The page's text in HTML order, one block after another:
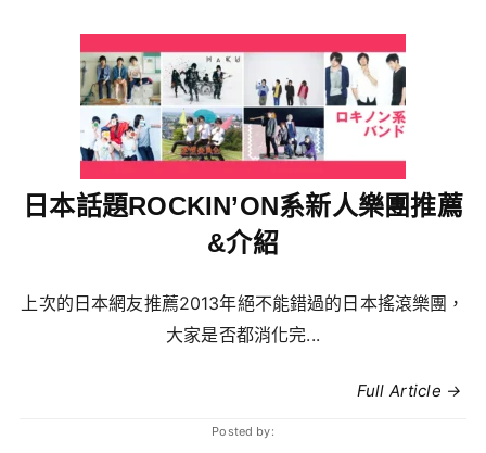
日本話題ROCKIN’ON系新人樂團推薦
&介紹
上次的日本網友推薦2013年絕不能錯過的日本搖滾樂團，
大家是否都消化完...
Full Article →
Posted by: